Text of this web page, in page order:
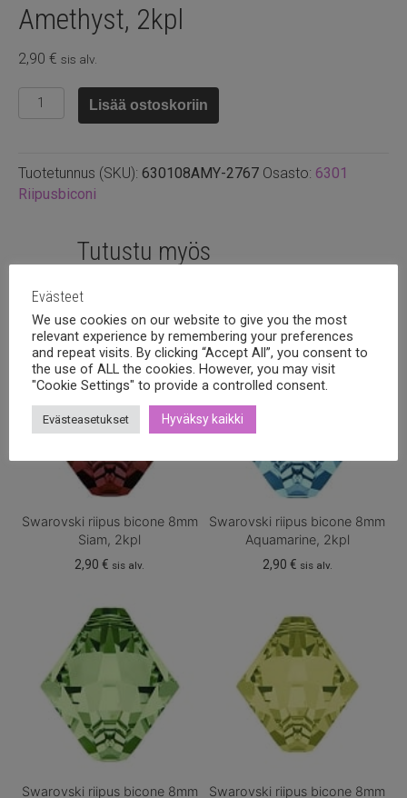
Amethyst, 2kpl
2,90 € sis alv.
Swarovski
riipus
Amethyst,
2kpl
Lisää ostoskoriin
Tuotetunnus (SKU): 630108AMY-2767 Osasto: 6301
Riipusbiconi
Tutustu myös
Swarovski riipus bicone 8mm
Siam, 2kpl
2,90€ sis alv.
Swarovski riipus bicone 8mm
Aquamarine, 2kpl
2,90 € sis alv.
Swarovski riipus bicone 8mm
Swarovski riipus bicone 8mm
Evästeet
We use cookies on our website to give you the most
relevant experience by remembering your preferences
and repeat visits. By clicking “Accept All”, you consent to
the use of ALL the cookies. However, you may visit
"Cookie Settings" to provide a controlled consent.
Evästeasetukset Hyväksy kaikki